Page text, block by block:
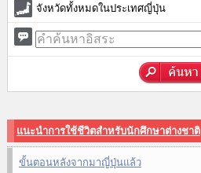
จังหวัดทั้งหมดในประเทศญี่ปุ่น
แนะนำการใช้ชีวิตสำหรับนักศึกษาต่างชาติ
ขั้นตอนหลังจากมาญี่ปุ่นแล้ว